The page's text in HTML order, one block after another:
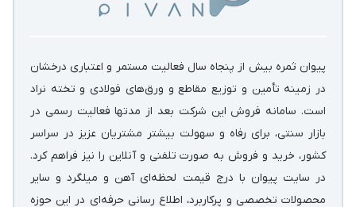
پیوان ثمره بیش از پنجاه سال فعالیت مستمر و اعتباری درخشان
در زمینه‌ تأمین و توزیع مقاطع و ورق‌های فولادی و تخته نراد
است. سامانه فروش این شرکت بعد از مدتها فعالیت رسمی در
بازار سنتی، برای رفاه و سهولت بیشتر مشتریان عزیز در سراسر
کشور، خرید و فروش به صورت تلفنی و آنلاین را نیز فراهم کرد.
در سایت پیوان با درج قیمت لحظه‌ای آهن و میلگرد و سایر
محصولات تخصصی و پرکاربرد، اطلاع رسانی حرفه‌ای در این حوزه